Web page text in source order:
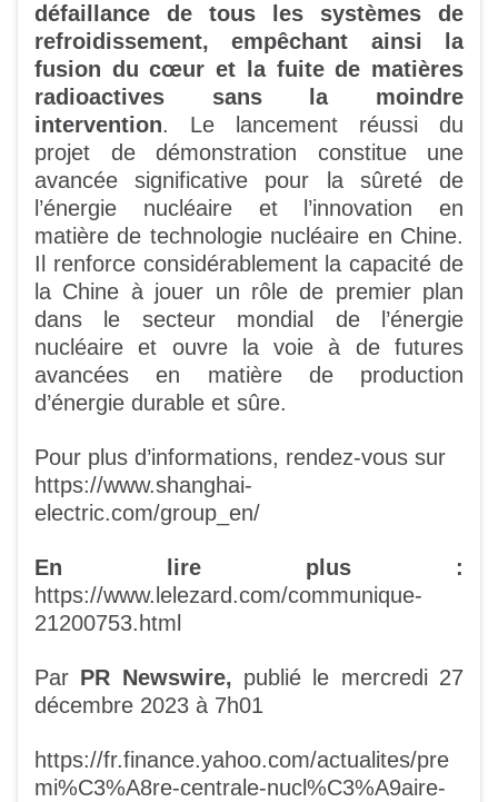
défaillance de tous les systèmes de
refroidissement, empêchant ainsi la
fusion du cœur et la fuite de matières
radioactives sans la moindre
intervention. Le lancement réussi du
projet de démonstration constitue une
avancée significative pour la sûreté de
l’énergie nucléaire et l’innovation en
matière de technologie nucléaire en Chine.
Il renforce considérablement la capacité de
la Chine à jouer un rôle de premier plan
dans le secteur mondial de l’énergie
nucléaire et ouvre la voie à de futures
avancées en matière de production
d’énergie durable et sûre.
Pour plus d’informations, rendez-vous sur
https://www.shanghai-
electric.com/group_en/
En lire plus :
https://www.lelezard.com/communique-
21200753.html
Par PR Newswire, publié le mercredi 27
décembre 2023 à 7h01
https://fr.finance.yahoo.com/actualites/pre
mi%C3%A8re-centrale-nucl%C3%A9aire-